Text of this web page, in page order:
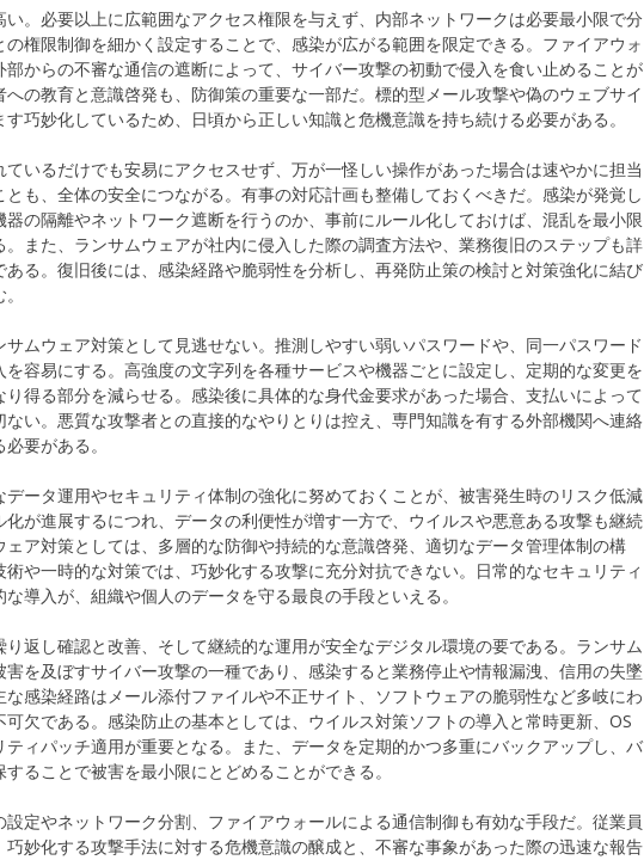
。必要以上に広範囲なアクセス権限を与えず、内部ネットワークは必要最小限で分
権限制御を細かく設定することで、感染が広がる範囲を限定できる。ファイアウォ
からの不審な通信の遮断によって、サイバー攻撃の初動で侵入を食い止めることが
の教育と意識啓発も、防御策の重要な一部だ。標的型メール攻撃や偽のウェブサイ
巧妙化しているため、日頃から正しい知識と危機意識を持ち続ける必要がある。
いるだけでも安易にアクセスせず、万が一怪しい操作があった場合は速やかに担当
も、全体の安全につながる。有事の対応計画も整備しておくべきだ。感染が発覚し
の隔離やネットワーク遮断を行うのか、事前にルール化しておけば、混乱を最小限
また、ランサムウェアが社内に侵入した際の調査方法や、業務復旧のステップも詳
る。復旧後には、感染経路や脆弱性を分析し、再発防止策の検討と対策強化に結び
ムウェア対策として見逃せない。推測しやすい弱いパスワードや、同一パスワード
容易にする。高強度の文字列を各種サービスや機器ごとに設定し、定期的な変更を
得る部分を減らせる。感染後に具体的な身代金要求があった場合、支払いによって
い。悪質な攻撃者との直接的なやりとりは控え、専門知識を有する外部機関へ連絡
要がある。
ータ運用やセキュリティ体制の強化に努めておくことが、被害発生時のリスク低減
が進展するにつれ、データの利便性が増す一方で、ウイルスや悪意ある攻撃も継続
ア対策としては、多層的な防御や持続的な意識啓発、適切なデータ管理体制の構
や一時的な対策では、巧妙化する攻撃に充分対抗できない。日常的なセキュリティ
導入が、組織や個人のデータを守る最良の手段といえる。
返し確認と改善、そして継続的な運用が安全なデジタル環境の要である。ランサム
を及ぼすサイバー攻撃の一種であり、感染すると業務停止や情報漏洩、信用の失墜
感染経路はメール添付ファイルや不正サイト、ソフトウェアの脆弱性など多岐にわ
欠である。感染防止の基本としては、ウイルス対策ソフトの導入と常時更新、OS
ィパッチ適用が重要となる。また、データを定期的かつ多重にバックアップし、バ
ることで被害を最小限にとどめることができる。
定やネットワーク分割、ファイアウォールによる通信制御も有効な手段だ。従業員
妙化する攻撃手法に対する危機意識の醸成と、不審な事象があった際の迅速な報告